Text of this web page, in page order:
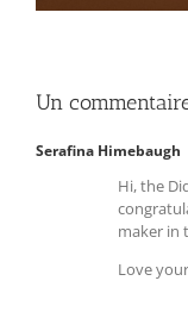
Un
Serafina Himebaugh
Hi, the
maker in
Love